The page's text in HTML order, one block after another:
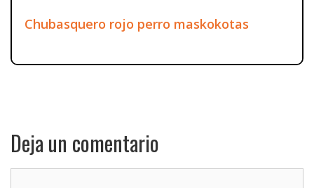
Chubasquero rojo perro maskokotas
Deja un comentario